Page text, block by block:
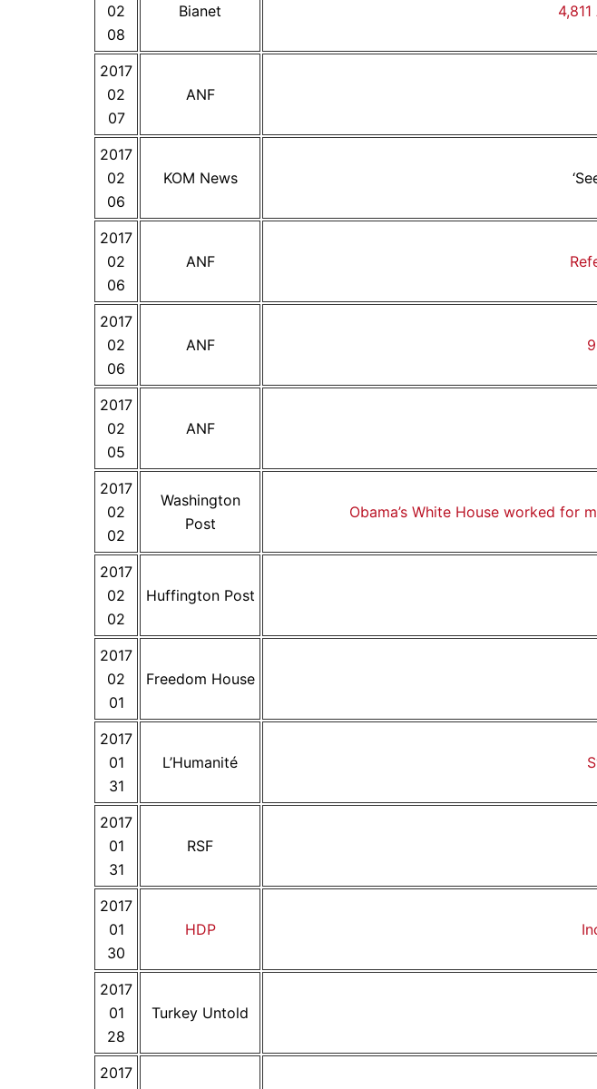
02
08
Bianet
2017
02
07
ANF
2017
02
06
KOM News
2017
02
06
ANF
2017
02
06
ANF
2017
02
05
ANF
2017
02
02
Washington
Post
Obama’s White House worked for
2017
02
02
Huffington Post
2017
02
01
Freedom House
2017
01
31
L’Humanité
2017
01
31
RSF
2017
01
30
HDP
2017
01
28
Turkey Untold
2017